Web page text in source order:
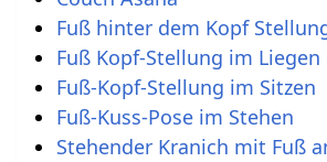
Fuß hinter dem Kopf
Fuß Kopf-Stellung im Liegen
Fuß-Kopf-Stellung im Sitzen
Fuß-Kuss-Pose im Stehen
Stehender Kranich mit Fuß